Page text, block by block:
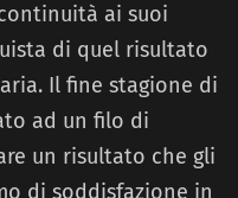
ai suoi
di quel risultato
Il fine stagione di
ad un filo di
un risultato che gli
di soddisfazione in